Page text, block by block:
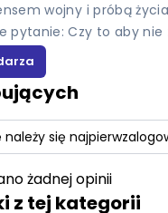
wojny i próbą
pytanie: Czy to aby nie
się najpierw
żadnej opinii
z tej kategorii